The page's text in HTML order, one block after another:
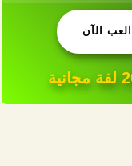
العب الآن